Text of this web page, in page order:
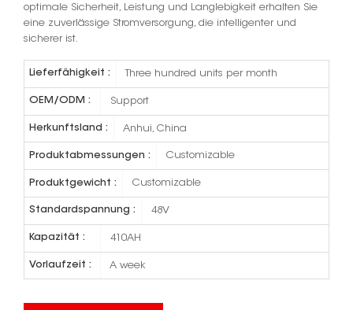
optimale Sicherheit, Leistung und Langlebigkeit erhalten Sie
eine zuverlässige Stromversorgung, die intelligenter und
sicherer ist.
Lieferfähigkeit : Three hundred units per month
OEM/ODM : Support
Herkunftsland : Anhui, China
Produktabmessungen : Customizable
Produktgewicht : Customizable
Standardspannung : 48V
Kapazität : 410AH
Vorlaufzeit : A week